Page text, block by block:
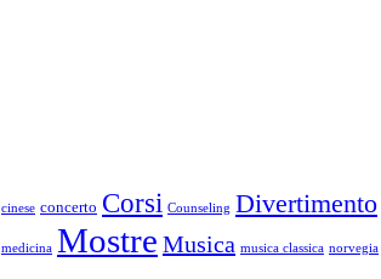
cinese concerto Corsi Counseling Divertimento
medicina Mostre Musica musica classica norvegia